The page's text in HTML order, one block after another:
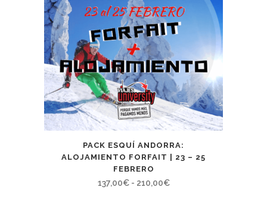
hasta
515,00€
PACK ESQUÍ ANDORRA:
ALOJAMIENTO FORFAIT | 23 – 25
FEBRERO
137,00€ - 210,00€Rango